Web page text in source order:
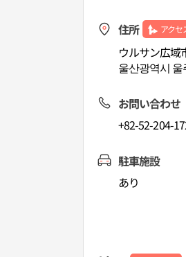
住所 アクセ
ウルサン広域
울산광역시
お問い合わせ
+82-52-204-
駐車施設
あり